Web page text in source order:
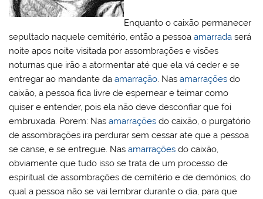
Enquanto o caixão permanecer
sepultado naquele cemitério, então a pessoaamarrada será
noite apos noite visitada por assombrações e visões
noturnas que irão a atormentar até que ela vá ceder e se
entregar ao mandante daamarração. Nasamarrações do
caixão, a pessoa fica livre de espernear e teimar como
quiser e entender, pois ela não deve desconfiar que foi
embruxada. Porem: Nasamarrações do caixão, o purgatório
de assombrações ira perdurar sem cessar ate que a pessoa
se canse, e se entregue. Nasamarrações do caixão,
obviamente que tudo isso se trata de um processo de
espiritual de assombrações de cemitério e de demónios, do
qual a pessoa não se vai lembrar durante o dia, para que